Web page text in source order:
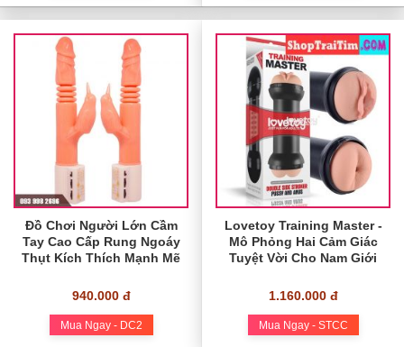
Đồ Chơi Người Lớn Cầm
Tay Cao Cấp Rung Ngoáy
Thụt Kích Thích Mạnh Mẽ
940.000 đ
Mua Ngay - DC2
Lovetoy Training Master -
Mô Phỏng Hai Cảm Giác
Tuyệt Vời Cho Nam Giới
1.160.000 đ
Mua Ngay - STCC